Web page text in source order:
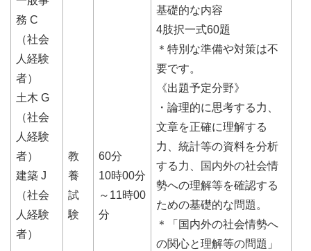
務 C
（社会
人経験
者）
土木 G
（社会
人経験
者）
建築 J
（社会
人経験
者）
教
養
試
験
60分
10時00分
～11時00
分
基礎的な内容
4肢択一式60題
＊特別な準備や対策は不
要です。
《出題予定分野》
・論理的に思考する力、
文章を正確に理解する
力、統計等の資料を分析
する力、国内外の社会情
勢への理解等を確認する
ための基礎的な問題。
＊「国内外の社会情勢へ
の関心と理解等の問題」